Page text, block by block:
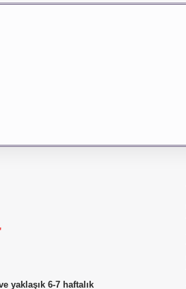
yaklaşık 6-7 haftalık